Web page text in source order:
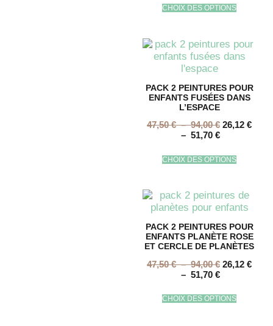
CHOIX DES OPTIONS
PACK 2 PEINTURES POUR
ENFANTS FUSÉES DANS
L’ESPACE
47,50€ – 94,00€ 26,12 €
– 51,70 €
CHOIX DES OPTIONS
PACK 2 PEINTURES POUR
ENFANTS PLANÈTE ROSE
ET CERCLE DE PLANÈTES
47,50€ – 94,00€ 26,12 €
– 51,70 €
CHOIX DES OPTIONS